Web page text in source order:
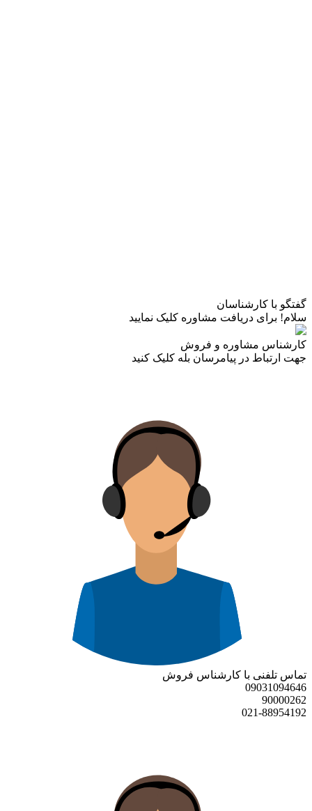
گفتگو با کارشناسان
سلام! برای دریافت مشاوره کلیک نمایید
کارشناس مشاوره و فروش
جهت ارتباط در پیامرسان بله کلیک کنید
تماس تلفنی با کارشناس فروش
09031094646
90000262
021-88954192